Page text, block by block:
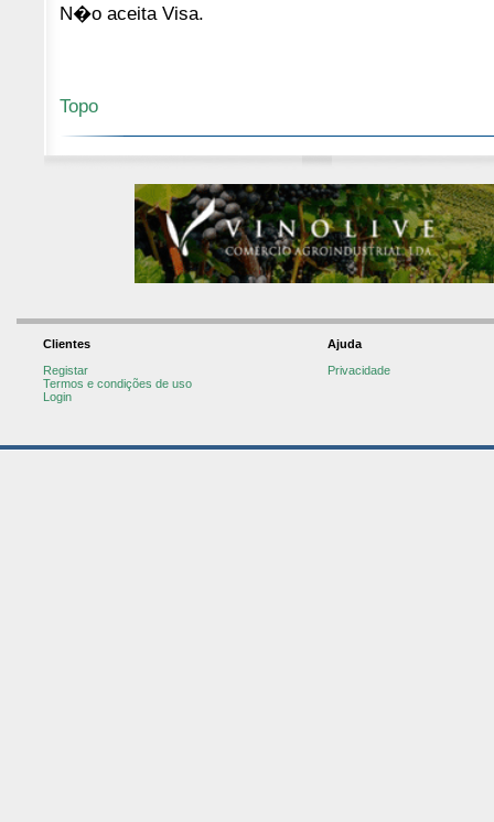
N�o aceita Visa.
Topo
Clientes
Registar
Termos e condições de uso
Login
Ajuda
Privacidade